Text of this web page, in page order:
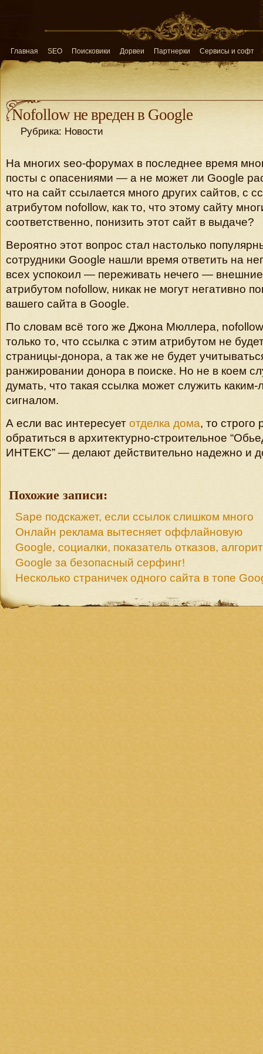
Главная SEO Поисковики Дорвеи Партнерки Сервисы и софт
Nofollow не вреден в Google
Рубрика: Новости
На многих seo-форумах в последнее время
посты с опасениями — а не может ли Google
что на сайт ссылается много других сайтов, с
атрибутом nofollow, как то, что этому сайту
соответственно, понизить этот сайт в выдаче?
Вероятно этот вопрос стал настолько
сотрудники Google нашли время ответить на
всех успокоил — переживать нечего —
атрибутом nofollow, никак не могут негативно
вашего сайта в Google.
По словам всё того же Джона Мюллера,
только то, что ссылка с этим атрибутом не
страницы-донора, а так же не будет
ранжировании донора в поиске. Но не в коем
думать, что такая ссылка может служить
сигналом.
А если вас интересует отделка дома, то строго
обратиться в архитектурно-строительное
ИНТЕКС” — делают действительно надежно и
Похожие записи:
Sape подскажет, если ссылок слишком много
Онлайн реклама вытесняет оффлайновую
Google, социалки, показатель отказов,
Google за безопасный серфинг!
Несколько страничек одного сайта в топе